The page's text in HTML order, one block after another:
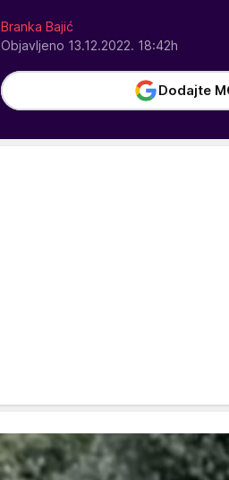
Branka Bajić
Objavljeno 13.12.2022. 18:42h
Dodajte